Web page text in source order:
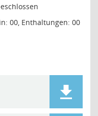
00, Enthaltungen: 00